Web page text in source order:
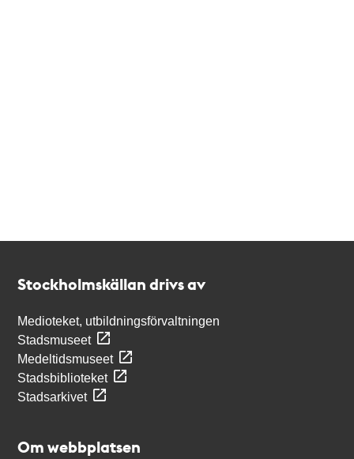
Stockholmskällan drivs av
Medioteket, utbildningsförvaltningen
Stadsmuseet
Medeltidsmuseet
Stadsbiblioteket
Stadsarkivet
Om webbplatsen